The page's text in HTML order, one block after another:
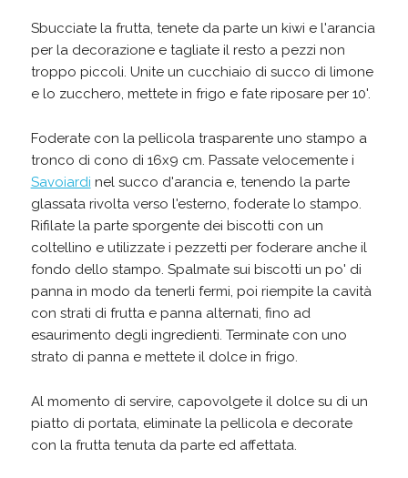
Sbucciate la frutta, tenete da parte un kiwi e l'arancia
per la decorazione e tagliate il resto a pezzi non
troppo piccoli. Unite un cucchiaio di succo di limone
e lo zucchero, mettete in frigo e fate riposare per 10'.
Foderate con la pellicola trasparente uno stampo a
tronco di cono di 16x9 cm. Passate velocemente i
Savoiardi nel succo d'arancia e, tenendo la parte
glassata rivolta verso l'esterno, foderate lo stampo.
Rifilate la parte sporgente dei biscotti con un
coltellino e utilizzate i pezzetti per foderare anche il
fondo dello stampo. Spalmate sui biscotti un po' di
panna in modo da tenerli fermi, poi riempite la cavità
con strati di frutta e panna alternati, fino ad
esaurimento degli ingredienti. Terminate con uno
strato di panna e mettete il dolce in frigo.
Al momento di servire, capovolgete il dolce su di un
piatto di portata, eliminate la pellicola e decorate
con la frutta tenuta da parte ed affettata.